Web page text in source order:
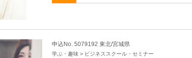
申込No. 5079192 東北/宮城県
学ぶ・趣味 > ビジネススクール・セミナー